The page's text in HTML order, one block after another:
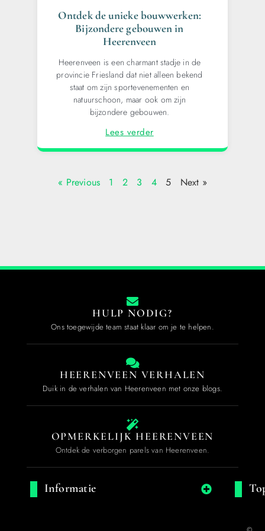
Ontdek de unieke bouwwerken:
Bijzondere gebouwen in
Heerenveen
Heerenveen is een charmant stadje in de
provincie Friesland dat niet alleen bekend
staat om zijn sportevenementen en
natuurschoon, maar ook om zijn
bijzondere gebouwen.
Lees verder
« Previous 1 2 3 4 5 Next »
HULP NODIG?
Ons toegewijde team staat klaar om je te helpen.
HEERENVEEN VERHALEN
Duik in de verhalen van Heerenveen met onze blogs.
OPMERKELIJK HEERENVEEN
Ontdek de verborgen parels van Heerenveen.
Informatie